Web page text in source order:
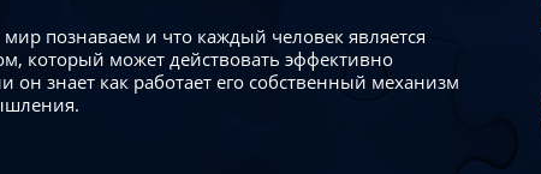
познаваем и что каждый человек является
который может действовать эффективно
он знает как работает его собственный механизм